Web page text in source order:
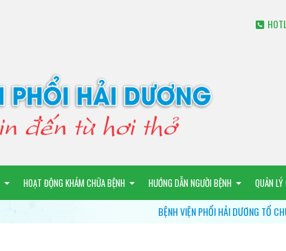
HOẠT ĐỘNG KHÁM CHỮA BỆNH HƯỚNG DẪN NGƯỜI BỆNH QUẢN
BỆNH VIỆN PHỔI HẢI DƯƠNG TỔ CHỨC KHÁM SÀNG LỌC